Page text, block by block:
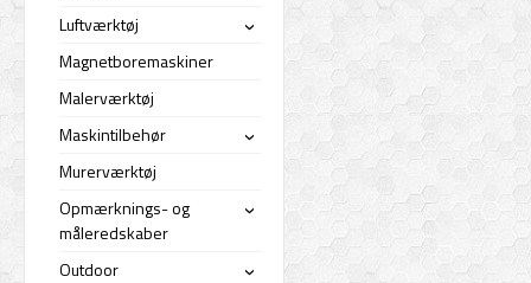
Luftværktøj ›
Magnetboremaskiner
Malerværktøj
Maskintilbehør
›
Murerværktøj
Opmærknings- og
måleredskaber
›
Outdoor ›